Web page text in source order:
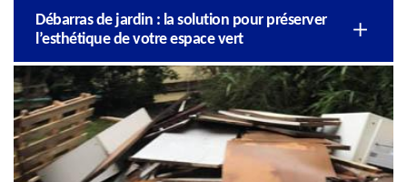
Débarras de jardin : la solution pour préserver
l’esthétique de votre espace vert